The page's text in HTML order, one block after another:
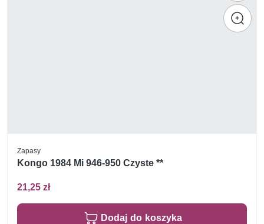
Zapasy
Kongo 1984 Mi 946-950 Czyste **
21,25 zł
Dodaj do koszyka